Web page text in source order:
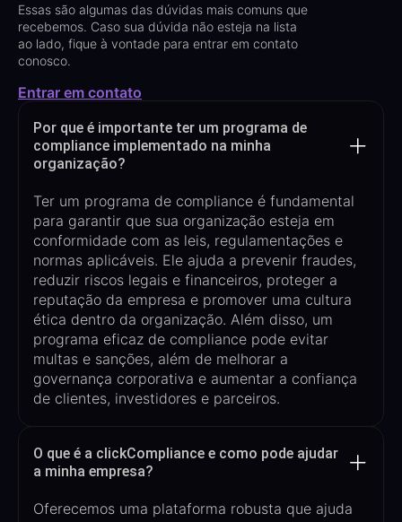
Essas são algumas das dúvidas mais comuns que
recebemos. Caso sua dúvida não esteja na lista
ao lado, fique à vontade para entrar em contato
conosco.
Entrar em contato
Por que é importante ter um programa de
compliance implementado na minha
organização?
Ter um programa de compliance é fundamental
para garantir que sua organização esteja em
conformidade com as leis, regulamentações e
normas aplicáveis. Ele ajuda a prevenir fraudes,
reduzir riscos legais e financeiros, proteger a
reputação da empresa e promover uma cultura
ética dentro da organização. Além disso, um
programa eficaz de compliance pode evitar
multas e sanções, além de melhorar a
governança corporativa e aumentar a confiança
de clientes, investidores e parceiros.
O que é a clickCompliance e como pode ajudar
a minha empresa?
Oferecemos uma plataforma robusta que ajuda